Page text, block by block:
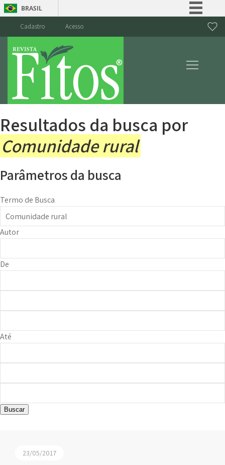
BRASIL
Canais
Cadastro Acesso
Resultados da busca por
Comunidade rural
Parâmetros da busca
Termo de Busca
Autor
De
Até
Buscar
23/05/2017